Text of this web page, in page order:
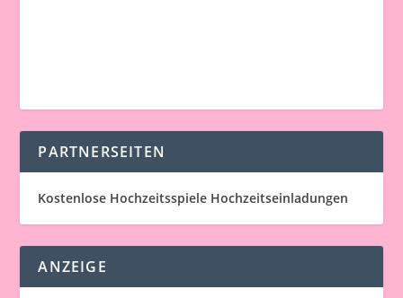
PARTNERSEITEN
Kostenlose Hochzeitsspiele Hochzeitseinladungen
ANZEIGE